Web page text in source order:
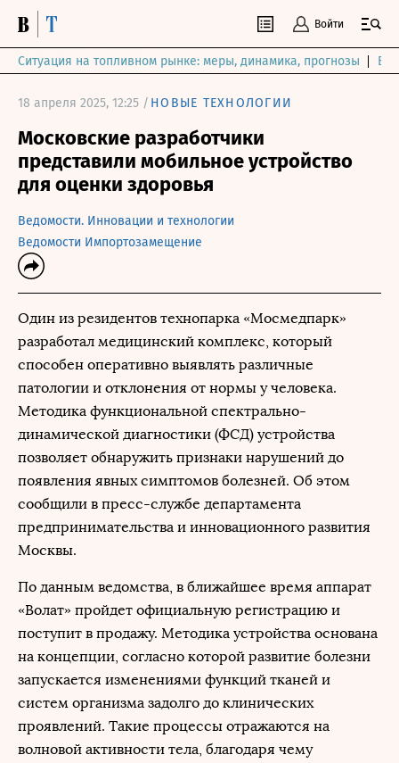
Войти
Ситуация на топливном рынке: меры, динамика, прогнозы
18 апреля 2025, 12:25 / НОВЫЕ ТЕХНОЛОГИИ
Московские разработчики
представили мобильное устройство
для оценки здоровья
Ведомости. Инновации и технологии
Ведомости Импортозамещение
Один из резидентов технопарка «Мосмедпарк»
разработал медицинский комплекс, который
способен оперативно выявлять различные
патологии и отклонения от нормы у человека.
Методика функциональной спектрально-
динамической диагностики (ФСД) устройства
позволяет обнаружить признаки нарушений до
появления явных симптомов болезней. Об этом
сообщили в пресс-службе департамента
предпринимательства и инновационного развития
Москвы.
По данным ведомства, в ближайшее время аппарат
«Волат» пройдет официальную регистрацию и
поступит в продажу. Методика устройства основана
на концепции, согласно которой развитие болезни
запускается изменениями функций тканей и
систем организма задолго до клинических
проявлений. Такие процессы отражаются на
волновой активности тела, благодаря чему